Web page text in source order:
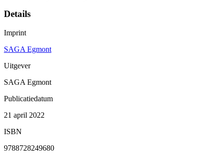
Details
Imprint
SAGA Egmont
Uitgever
SAGA Egmont
Publicatiedatum
21 april 2022
ISBN
9788728249680